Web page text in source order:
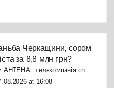
Черкащини, сором
за 8,8 млн грн?
АНТЕНА | телекомпаніяon
at 16:08